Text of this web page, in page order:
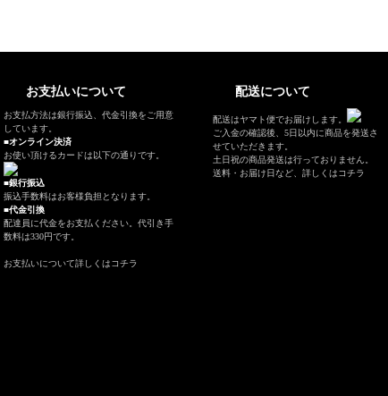
お支払いについて
お支払方法は銀行振込、代金引換をご用意
しています。
■オンライン決済
お使い頂けるカードは以下の通りです。
■銀行振込
振込手数料はお客様負担となります。
■代金引換
配達員に代金をお支払ください。代引き手
数料は330円です。
お支払いについて詳しくはコチラ
配送について
配送はヤマト便でお届けします。
ご入金の確認後、5日以内に商品を発送さ
せていただきます。
土日祝の商品発送は行っておりません。
送料・お届け日など、 詳しくはコチラ